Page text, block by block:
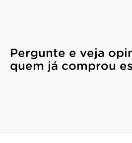
Pergunte e veja
quem já comprou